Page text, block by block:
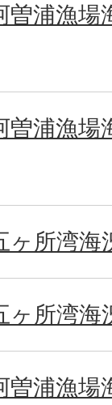
曽浦漁場
曽浦漁場
ヶ所湾海
ヶ所湾海
曽浦漁場